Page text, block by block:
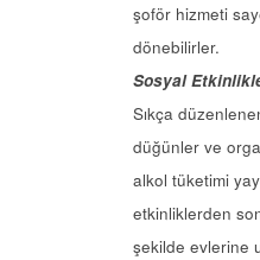
şoför hizmeti
dönebilirler.
Sosyal
Sıkça
düğünler ve
alkol tüketimi
etkinliklerden
şekilde evlerine